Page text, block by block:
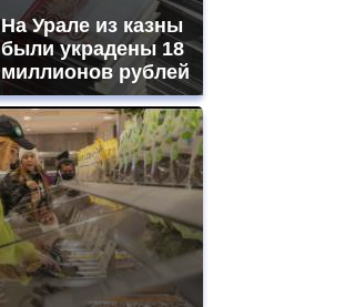
На Урале из казны
были украдены 18
миллионов рублей